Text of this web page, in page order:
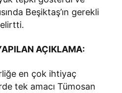
Beşiktaş’ın gerekli
AÇIKLAMA:
en çok ihtiyaç
tek amacı Tümosan